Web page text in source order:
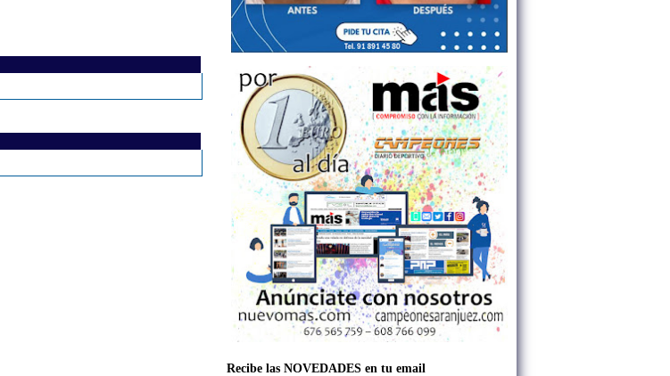
Recibe las NOVEDADES en tu email